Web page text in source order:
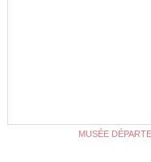
MUSÉE